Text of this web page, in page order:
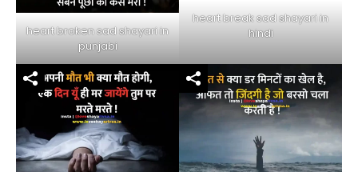
heart broken sad shayari in
punjabi
heart break sad shayari in
hindi